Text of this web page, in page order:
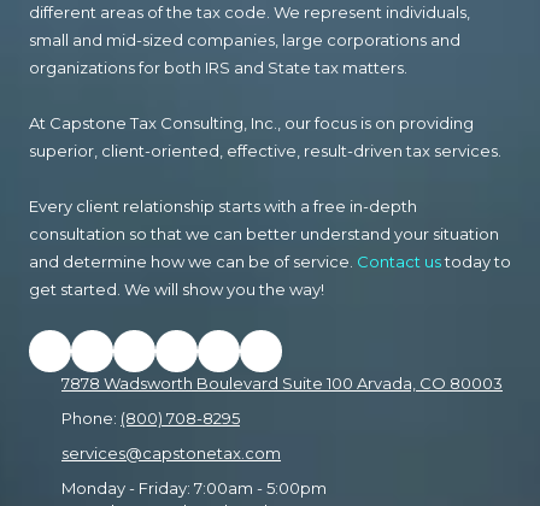
different areas of the tax code. We represent individuals,
small and mid-sized companies, large corporations and
organizations for both IRS and State tax matters.
At Capstone Tax Consulting, Inc., our focus is on providing
superior, client-oriented, effective, result-driven tax services.
Every client relationship starts with a free in-depth
consultation so that we can better understand your situation
and determine how we can be of service. Contact ustoday to
get started. We will show you the way!
7878 Wadsworth Boulevard Suite 100 Arvada, CO 80003
Phone: (800) 708-8295
services@capstonetax.com
Monday - Friday: 7:00am - 5:00pm